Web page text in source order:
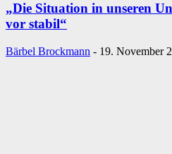
„Die Situation in unseren
vor stabil“
Bärbel Brockmann - 19. November